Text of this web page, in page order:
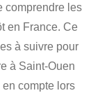
comprendre les
en France. Ce
à suivre pour
à Saint-Ouen
compte lors